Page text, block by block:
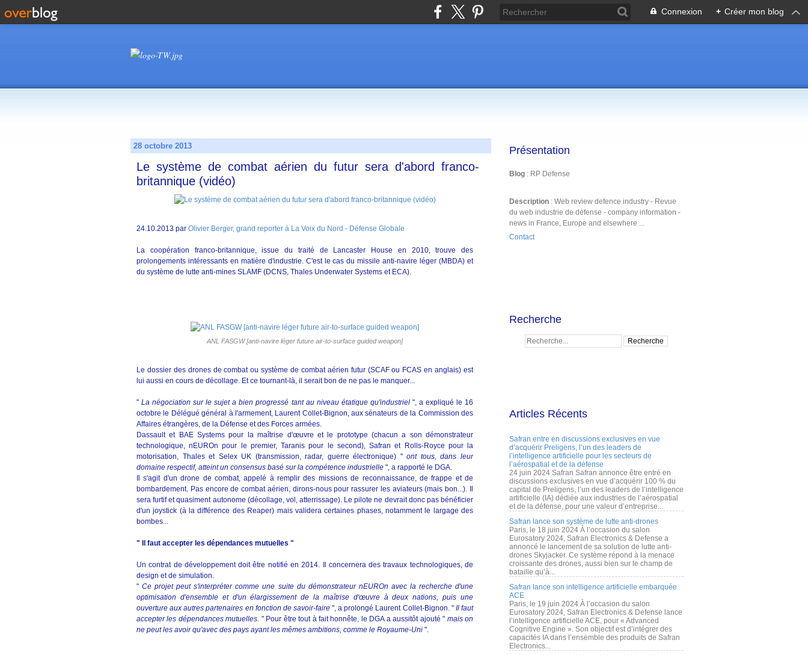
Connexion + Créer mon blog
28 octobre 2013
Le système de combat aérien du futur sera d'abord franco-
britannique (vidéo)
24.10.2013 par Olivier Berger, grand reporter à La Voix du Nord - Défense Globale
La coopération franco-britannique, issue du traité de Lancaster House en 2010, trouve des
prolongements intéressants en matière d'industrie. C'est le cas du missile anti-navire léger (MBDA) et
du système de lutte anti-mines SLAMF (DCNS, Thales Underwater Systems et ECA).
ANL FASGW [anti-navire léger future air-to-surface guided weapon]
Le dossier des drones de combat ou système de combat aérien futur (SCAF ou FCAS en anglais) est
lui aussi en cours de décollage. Et ce tournant-là, il serait bon de ne pas le manquer...
"La négociation sur le sujet a bien progressé tant au niveau étatique qu'industriel", a expliqué le 16
octobre le Délégué général à l'armement, Laurent Collet-Bignon, aux sénateurs de la Commission des
Affaires étrangères, de la Défense et des Forces armées.
Dassault et BAE Systems pour la maîtrise d'œuvre et le prototype (chacun a son démonstrateur
technologique, nEUROn pour le premier, Taranis pour le second), Safran et Rolls-Royce pour la
motorisation, Thales et Selex UK (transmission, radar, guerre électronique) "ont tous, dans leur
domaine respectif, atteint un consensus basé sur la compétence industrielle ", a rapporté le DGA.
Il s'agit d'un drone de combat, appelé à remplir des missions de reconnaissance, de frappe et de
bombardement. Pas encore de combat aérien, dirons-nous pour rassurer les aviateurs (mais bon...). Il
sera furtif et quasiment autonome (décollage, vol, atterrissage). Le pilote ne devrait donc pas bénéficier
d'un joystick (à la différence des Reaper) mais validera certaines phases, notamment le largage des
bombes...
" Il faut accepter les dépendances mutuelles "
Un contrat de développement doit être notifié en 2014. Il concernera des travaux technologiques, de
design et de simulation.
"Ce projet peut s'interpréter comme une suite du démonstrateur nEUROn avec la recherche d'une
optimisation d'ensemble et d'un élargissement de la maîtrise d'œuvre à deux nations, puis une
ouverture aux autres partenaires en fonction de savoir-faire", a prolongé Laurent Collet-Bignon. " Il faut
accepter les dépendances mutuelles. " Pour être tout à fait honnête, le DGA a aussitôt ajouté " mais on
ne peut les avoir qu'avec des pays ayant les mêmes ambitions, comme le Royaume-Uni ".
Présentation
Blog : RP Defense
Description : Web review defence industry - Revue
du web industrie de défense - company information -
news in France, Europe and elsewhere ...
Contact
Recherche
Articles Récents
Safran entre en discussions exclusives en vue
d’acquérir Preligens, l’un des leaders de
l’intelligence artificielle pour les secteurs de
l’aérospatial et de la défense
24 juin 2024 Safran Safran annonce être entré en
discussions exclusives en vue d’acquérir 100 % du
capital de Preligens, l’un des leaders de l’intelligence
artificielle (IA) dédiée aux industries de l’aérospatial
et de la défense, pour une valeur d’entreprise...
Safran lance son système de lutte anti-drones
Paris, le 18 juin 2024 À l’occasion du salon
Eurosatory 2024, Safran Electronics & Defense a
annoncé le lancement de sa solution de lutte anti-
drones Skyjacker. Ce système répond à la menace
croissante des drones, aussi bien sur le champ de
bataille qu’à...
Safran lance son intelligence artificielle embarquée
ACE
Paris, le 19 juin 2024 À l’occasion du salon
Eurosatory 2024, Safran Electronics & Defense lance
l’intelligence artificielle ACE, pour « Advanced
Cognitive Engine ». Son objectif est d’intégrer des
capacités IA dans l’ensemble des produits de Safran
Electronics...